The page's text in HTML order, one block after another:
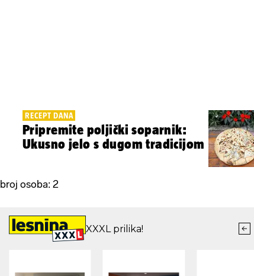
RECEPT DANA
Pripremite poljički soparnik:
Ukusno jelo s dugom tradicijom
broj osoba: 2